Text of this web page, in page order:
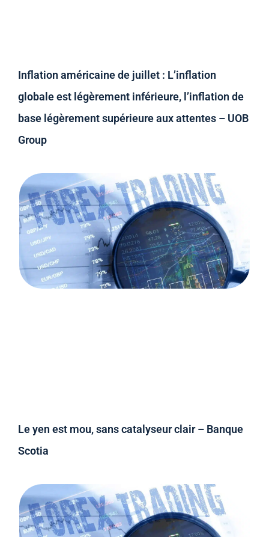
Inflation américaine de juillet : L’inflation
globale est légèrement inférieure, l’inflation de
base légèrement supérieure aux attentes – UOB
Group
Le yen est mou, sans catalyseur clair – Banque
Scotia